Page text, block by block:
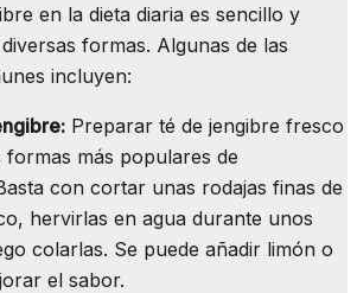
en la dieta diaria es sencillo y
formas. Algunas de las
incluyen:
Preparar té de jengibre fresco
formas más populares de
con cortar unas rodajas finas de
hervirlas en agua durante unos
colarlas. Se puede añadir limón o
el sabor.